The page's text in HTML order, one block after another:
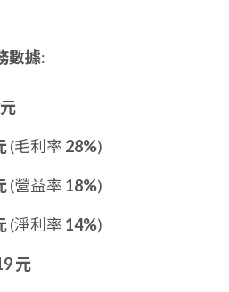
數據:
(毛利率 28%)
(營益率 18%)
(淨利率 14%)
元